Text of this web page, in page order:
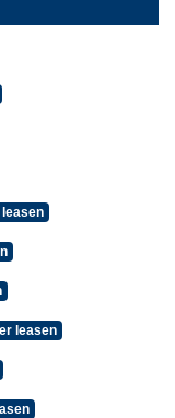
leasen